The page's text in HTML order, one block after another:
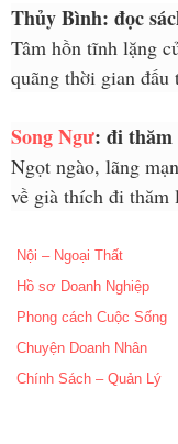
Thủy Bình: đọc
Tâm hồn tĩnh lặng
quãng thời gian đấu
Song Ngư: đi
Ngọt ngào, lãng
về già thích đi thăm
Nội – Ngoại Thất
Hồ sơ Doanh Nghiệp
Phong cách Cuộc Sống
Chuyện Doanh Nhân
Chính Sách – Quản Lý